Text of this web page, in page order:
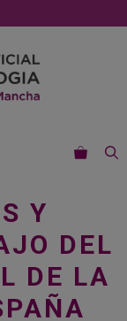
Y
DEL
DE LA